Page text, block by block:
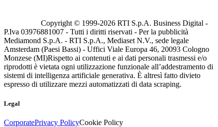
Copyright © 1999-2026 RTI S.p.A. Business Digital -
P.Iva 03976881007 - Tutti i diritti riservati - Per la pubblicità
Mediamond S.p.A. - RTI S.p.A., Mediaset N.V., sede legale
Amsterdam (Paesi Bassi) - Uffici Viale Europa 46, 20093 Cologno
Monzese (MI)Rispetto ai contenuti e ai dati personali trasmessi e/o
riprodotti è vietata ogni utilizzazione funzionale all’addestramento di
sistemi di intelligenza artificiale generativa. È altresì fatto divieto
espresso di utilizzare mezzi automatizzati di data scraping.
Legal
CorporatePrivacy PolicyCookie Policy